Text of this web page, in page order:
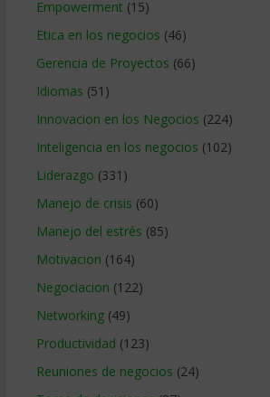
Empowerment (15)
Etica en los negocios (46)
Gerencia de Proyectos (66)
Idiomas (51)
Innovacion en los Negocios (224)
Inteligencia en los negocios (102)
Liderazgo (331)
Manejo de crisis (60)
Manejo del estrés (85)
Motivacion (164)
Negociacion (122)
Networking(49)
Productividad (123)
Reuniones de negocios (24)